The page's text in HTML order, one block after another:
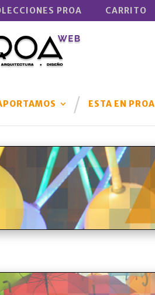
PROA CARRITO
ESTA EN PROA